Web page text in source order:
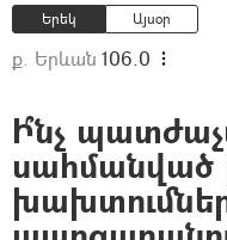
Երեկ Այսօր
ք. Երևան 106.0
Ի՞նչ